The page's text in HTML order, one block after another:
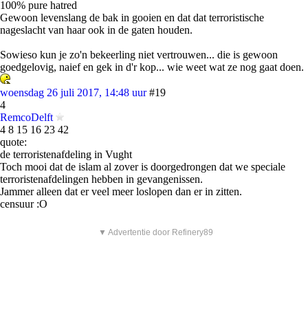
100% pure hatred
Gewoon levenslang de bak in gooien en dat dat terroristische
nageslacht van haar ook in de gaten houden.
Sowieso kun je zo'n bekeerling niet vertrouwen... die is gewoon
goedgelovig, naief en gek in d'r kop... wie weet wat ze nog gaat doen.
woensdag 26 juli 2017, 14:48 uur #19
4
RemcoDelft
4 8 15 16 23 42
quote:
de terroristenafdeling in Vught
Toch mooi dat de islam al zover is doorgedrongen dat we speciale
terroristenafdelingen hebben in gevangenissen.
Jammer alleen dat er veel meer loslopen dan er in zitten.
censuur :O
▼ Advertentie door Refinery89